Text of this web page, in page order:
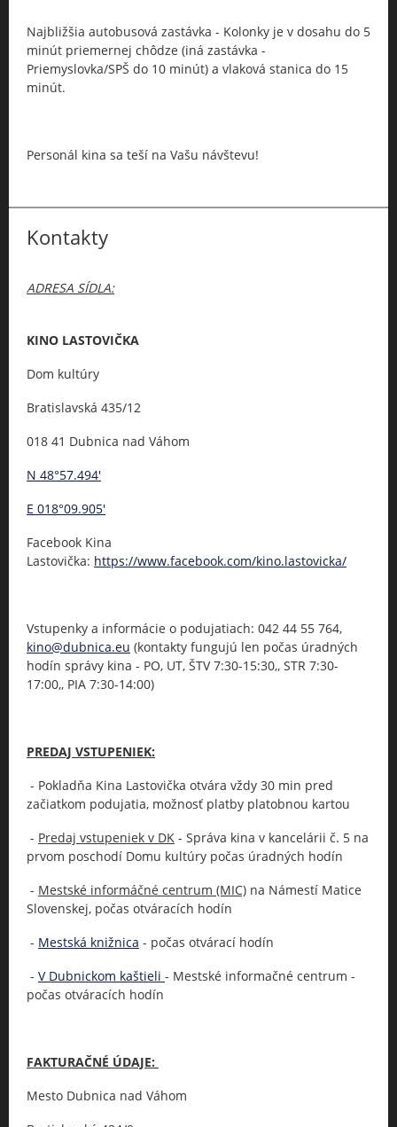
Najbližšia autobusová zastávka - Kolonky je v dosahu do 5
minút priemernej chôdze (iná zastávka -
Priemyslovka/SPŠ do 10 minút) a vlaková stanica do 15
minút.
Personál kina sa teší na Vašu návštevu!
Kontakty
ADRESA SÍDLA:
KINO LASTOVIČKA
Dom kultúry
Bratislavská 435/12
018 41 Dubnica nad Váhom
N 48°57.494'
E 018°09.905'
Facebook Kina
Lastovička: https://www.facebook.com/kino.lastovicka/
Vstupenky a informácie o podujatiach: 042 44 55 764,
kino@dubnica.eu (kontakty fungujú len počas úradných
hodín správy kina - PO, UT, ŠTV 7:30-15:30,, STR 7:30-
17:00,, PIA 7:30-14:00)
PREDAJ VSTUPENIEK:
- Pokladňa Kina Lastovička otvára vždy 30 min pred
začiatkom podujatia, možnosť platby platobnou kartou
- Predaj vstupeniek v DK - Správa kina v kancelárii č. 5 na
prvom poschodí Domu kultúry počas úradných hodín
- Mestské informáčné centrum (MIC) na Námestí Matice
Slovenskej, počas otváracích hodín
- Mestská knižnica - počas otvárací hodín
- V Dubnickom kaštieli - Mestské informačné centrum -
počas otváracích hodín
FAKTURAČNÉ ÚDAJE:
Mesto Dubnica nad Váhom